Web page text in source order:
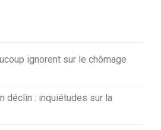
ignorent sur le chômage
déclin : inquiétudes sur la